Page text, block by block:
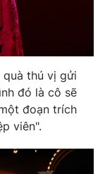
thú vị gửi
đó là cô sẽ
đoạn trích
viên".